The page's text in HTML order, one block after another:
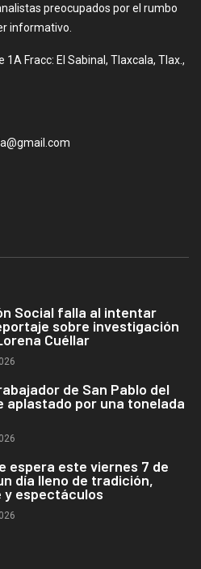
preocupados por el rumbo
informativo.
1A Fracc: El Sabinal, Tlaxcala, Tlax.,
Social falla al intentar
sobre investigación
Cuéllar
de San Pablo del
aplastado por una tonelada
espera este viernes 7 de
día lleno de tradición,
espectáculos